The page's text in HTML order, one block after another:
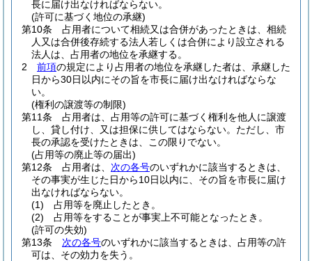
長に届け出なければならない。
(許可に基づく地位の承継)
第10条
占用者について相続又は合併があったときは、相続
人又は合併後存続する法人若しくは合併により設立される
法人は、占用者の地位を承継する。
2
前項の規定により占用者の地位を承継した者は、承継した
日から30日以内にその旨を市長に届け出なければならな
い。
(権利の譲渡等の制限)
第11条
占用者は、占用等の許可に基づく権利を他人に譲渡
し、貸し付け、又は担保に供してはならない。 ただし、市
長の承認を受けたときは、この限りでない。
(占用等の廃止等の届出)
第12条
占用者は、 次の各号のいずれかに該当するときは、
その事実が生じた日から10日以内に、その旨を市長に届け
出なければならない。
(1)
占用等を廃止したとき。
(2)
占用等をすることが事実上不可能となったとき。
(許可の失効)
第13条
次の各号のいずれかに該当するときは、占用等の許
可は、その効力を失う。